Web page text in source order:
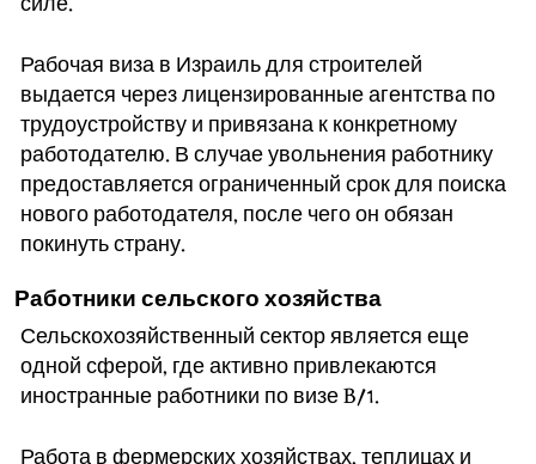
Рабочая виза в Израиль для строителей
выдается через лицензированные агентства по
трудоустройству и привязана к конкретному
работодателю. В случае увольнения работнику
предоставляется ограниченный срок для поиска
нового работодателя, после чего он обязан
покинуть страну.
Работники сельского хозяйства
Сельскохозяйственный сектор является еще
одной сферой, где активно привлекаются
иностранные работники по визе B/1.
Работа в фермерских хозяйствах, теплицах и